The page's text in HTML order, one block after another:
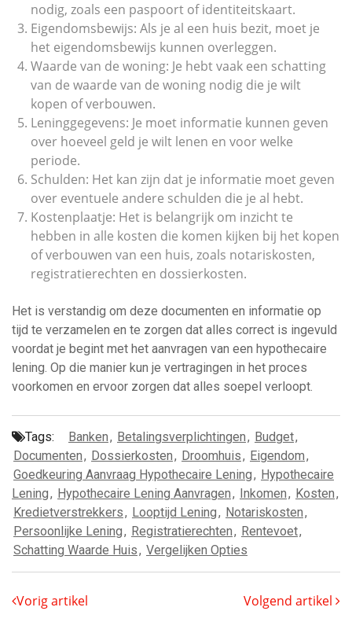
nodig, zoals een paspoort of identiteitskaart.
Eigendomsbewijs: Als je al een huis bezit, moet je
het eigendomsbewijs kunnen overleggen.
Waarde van de woning: Je hebt vaak een schatting
van de waarde van de woning nodig die je wilt
kopen of verbouwen.
Leninggegevens: Je moet informatie kunnen geven
over hoeveel geld je wilt lenen en voor welke
periode.
Schulden: Het kan zijn dat je informatie moet geven
over eventuele andere schulden die je al hebt.
Kostenplaatje: Het is belangrijk om inzicht te
hebben in alle kosten die komen kijken bij het kopen
of verbouwen van een huis, zoals notariskosten,
registratierechten en dossierkosten.
Het is verstandig om deze documenten en informatie op
tijd te verzamelen en te zorgen dat alles correct is ingevuld
voordat je begint met het aanvragen van een hypothecaire
lening. Op die manier kun je vertragingen in het proces
voorkomen en ervoor zorgen dat alles soepel verloopt.
Tags: Banken, Betalingsverplichtingen, Budget,
Documenten, Dossierkosten, Droomhuis, Eigendom,
Goedkeuring Aanvraag Hypothecaire Lening, Hypothecaire
Lening, Hypothecaire Lening Aanvragen, Inkomen, Kosten,
Kredietverstrekkers, Looptijd Lening, Notariskosten,
Persoonlijke Lening, Registratierechten, Rentevoet,
Schatting Waarde Huis, Vergelijken Opties
Vorig artikel Volgend artikel